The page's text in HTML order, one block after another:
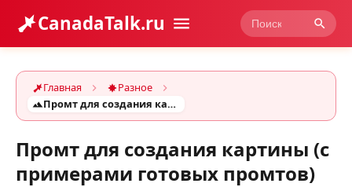
CanadaTalk.ru
Главная
Разное
Промт для создания картины (с примерами готовых промтов)
Промт для создания картины (с
примерами готовых промтов)